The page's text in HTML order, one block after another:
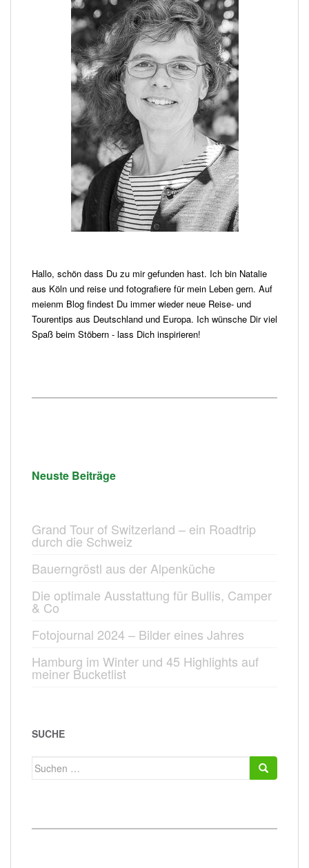
Hallo, schön dass Du zu mir gefunden hast. Ich bin Natalie
aus Köln und reise und fotografiere für mein Leben gern. Auf
meienm Blog findest Du immer wieder neue Reise- und
Tourentips aus Deutschland und Europa. Ich wünsche Dir viel
Spaß beim Stöbern - lass Dich inspirieren!
Neuste Beiträge
Grand Tour of Switzerland – ein Roadtrip
durch die Schweiz
Bauerngröstl aus der Alpenküche
Die optimale Ausstattung für Bullis, Camper
& Co
Fotojournal 2024 – Bilder eines Jahres
Hamburg im Winter und 45 Highlights auf
meiner Bucketlist
SUCHE
Suchen